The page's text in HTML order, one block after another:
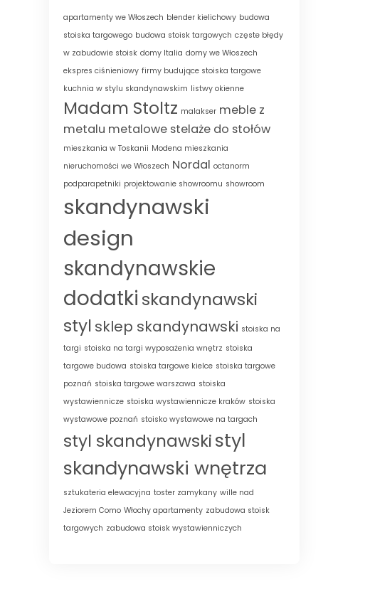
apartamenty we Włoszech blender kielichowy budowa
stoiska targowego budowa stoisk targowych częste błędy
w zabudowie stoisk domy Italia domy we Włoszech
ekspres ciśnieniowy firmy budujące stoiska targowe
kuchnia w stylu skandynawskim listwy okienne
Madam Stoltz malakser meble z
metalu metalowe stelaże do stołów
mieszkania w Toskanii Modena mieszkania
nieruchomości we Włoszech Nordal octanorm
podparapetniki projektowanie showroomu showroom
skandynawski
design
skandynawskie
dodatki skandynawski
styl sklep skandynawski stoiska na
targi stoiska na targi wyposażenia wnętrz stoiska
targowe budowa stoiska targowe kielce stoiska targowe
poznań stoiska targowe warszawa stoiska
wystawiennicze stoiska wystawiennicze kraków stoiska
wystawowe poznań stoisko wystawowe na targach
styl skandynawskistyl
skandynawski wnętrza
sztukateria elewacyjna toster zamykany wille nad
Jeziorem Como Włochy apartamenty zabudowa stoisk
targowych zabudowa stoisk wystawienniczych